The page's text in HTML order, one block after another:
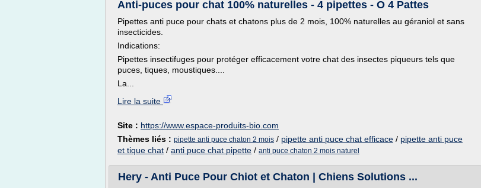
Anti-puces pour chat 100% naturelles - 4 pipettes - O 4 Pattes
Pipettes anti puce pour chats et chatons plus de 2 mois, 100% naturelles au géraniol et sans
insecticides.
Indications:
Pipettes insectifuges pour protéger efficacement votre chat des insectes piqueurs tels que
puces, tiques, moustiques....
La...
Lire la suite
Site : https://www.espace-produits-bio.com
Thèmes liés : pipette anti puce chaton 2 mois / pipette anti puce chat efficace / pipette anti puce
et tique chat / anti puce chat pipette / anti puce chaton 2 mois naturel
Hery - Anti Puce Pour Chiot et Chaton | Chiens Solutions ...